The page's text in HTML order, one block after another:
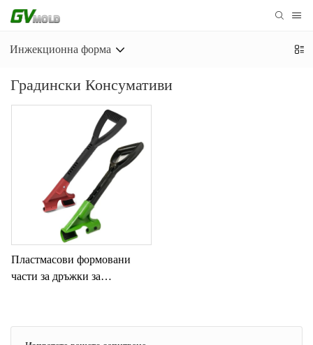
Инжекционна форма
Градински Консумативи
Пластмасови формовани
части за дръжки за